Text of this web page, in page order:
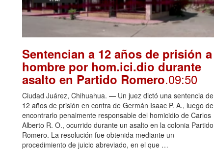
Sentencian a 12 años de prisión a
hombre por hom.ici.dio durante
asalto en Partido Romero.09:50
Ciudad Juárez, Chihuahua. — Un juez dictó una sentencia de
12 años de prisión en contra de Germán Isaac P. A., luego de
encontrarlo penalmente responsable del homicidio de Carlos
Alberto R. O., ocurrido durante un asalto en la colonia Partido
Romero. La resolución fue obtenida mediante un
procedimiento de juicio abreviado, en el que …